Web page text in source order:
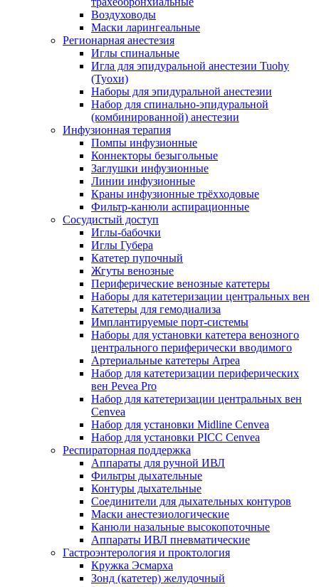
Воздуховоды
Маски ларингеальные
Регионарная анестезия
Иглы спинальные
Игла для эпидуральной анестезии Tuohy
(Туохи)
Наборы для эпидуральной анестезии
Набор для спинально-эпидуральной
(комбинированной) анестезии
Инфузионная терапия
Помпы инфузионные
Коннекторы безыгольные
Заглушки инфузионные
Линии инфузионные
Краны инфузионные трёхходовые
Фильтр-канюли аспирационные
Сосудистый доступ
Иглы-бабочки
Иглы Губера
Катетер пупочный
Жгуты венозные
Периферические венозные катетеры
Наборы для катетеризации центральных вен
Катетеры для гемодиализа
Имплантируемые порт‑системы
Наборы для установки катетера венозного
центрального периферически вводимого
Артериальные катетеры Arpea
Набор для катетеризации периферических
вен Pevea Pro
Набор для катетеризации центральных вен
Cenvea
Набор для установки Midline Cenvea
Набор для установки PICC Cenvea
Респираторная поддержка
Аппараты для ручной ИВЛ
Фильтры дыхательные
Контуры дыхательные
Соединители для дыхательных контуров
Маски анестезиологические
Канюли назальные высокопоточные
Аппараты ИВЛ пневматические
Гастроэнтерология и проктология
Кружка Эсмарха
Зонд (катетер) желудочный